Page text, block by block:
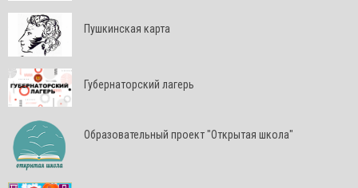
Пушкинская карта
Губернаторский лагерь
Образовательный проект "Открытая школа"